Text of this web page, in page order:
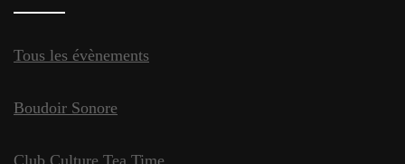
Tous les évènements
Boudoir Sonore
Club Culture Tea Time